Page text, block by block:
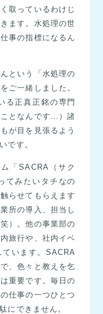
取っているわけじ
ます。水処理の世
事の指標になるん
という「水処理の
ご一緒しました。
る正真正銘の専門
となんです…）諸
が目を見張るよう
です。
「SACRA（サク
てみたいタチなの
らせてもらえます
所の導入、担当し
）。他の事業部の
旅行や、社内イベ
います。SACRA
、色々と教えを乞
重要です。毎日の
仕事の一つひとつ
にできません。